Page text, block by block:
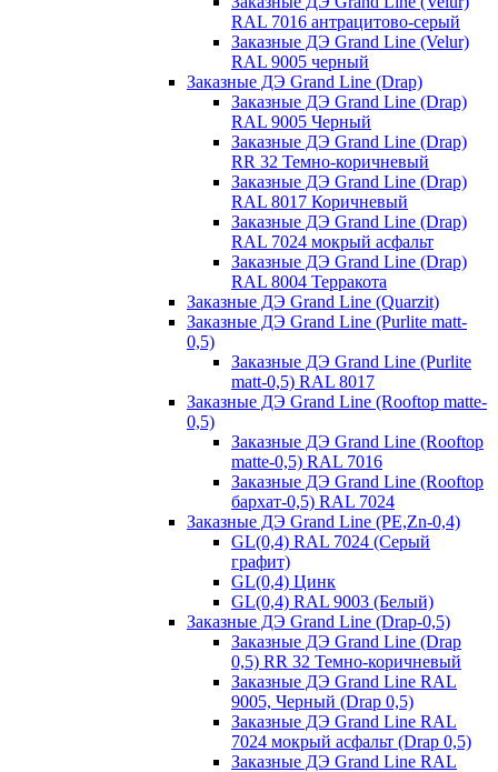
RAL 7016 антрацитово-серый
Заказные ДЭ Grand Line (Velur)
RAL 9005 черный
Заказные ДЭ Grand Line (Drap)
Заказные ДЭ Grand Line (Drap)
RAL 9005 Черный
Заказные ДЭ Grand Line (Drap)
RR 32 Темно-коричневый
Заказные ДЭ Grand Line (Drap)
RAL 8017 Коричневый
Заказные ДЭ Grand Line (Drap)
RAL 7024 мокрый асфальт
Заказные ДЭ Grand Line (Drap)
RAL 8004 Терракота
Заказные ДЭ Grand Line (Quarzit)
Заказные ДЭ Grand Line (Purlite matt-
0,5)
Заказные ДЭ Grand Line (Purlite
matt-0,5) RAL 8017
Заказные ДЭ Grand Line (Rooftop matte-
0,5)
Заказные ДЭ Grand Line (Rooftop
matte-0,5) RAL 7016
Заказные ДЭ Grand Line (Rooftop
бархат-0,5) RAL 7024
Заказные ДЭ Grand Line (PE,Zn-0,4)
GL(0,4) RAL 7024 (Серый
графит)
GL(0,4) Цинк
GL(0,4) RAL 9003 (Белый)
Заказные ДЭ Grand Line (Drap-0,5)
Заказные ДЭ Grand Line (Drap
0,5) RR 32 Темно-коричневый
Заказные ДЭ Grand Line RAL
9005, Черный (Drap 0,5)
Заказные ДЭ Grand Line RAL
7024 мокрый асфальт (Drap 0,5)
Заказные ДЭ Grand Line RAL